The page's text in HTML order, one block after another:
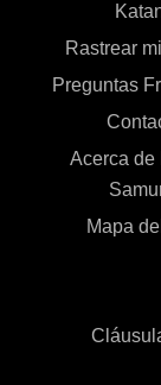
Rastrear
Preguntas
Acerca de
Mapa